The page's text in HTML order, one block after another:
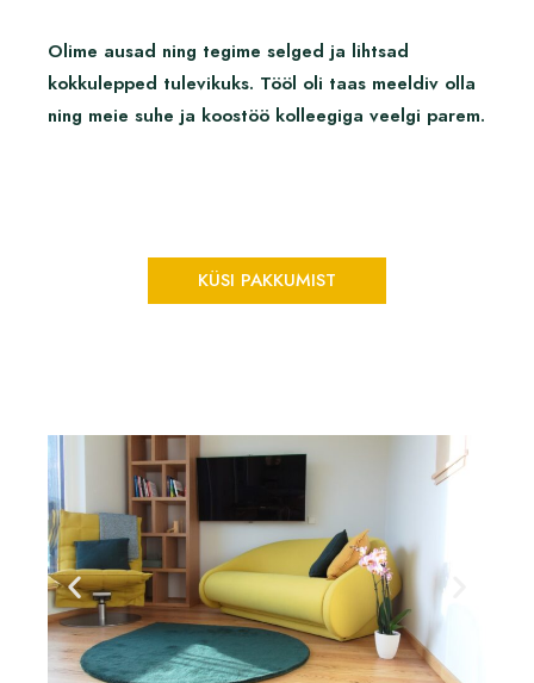
Olime ausad ning tegime selged ja lihtsad
kokkulepped tulevikuks. Tööl oli taas meeldiv olla
ning meie suhe ja koostöö kolleegiga veelgi parem.
KÜSI PAKKUMIST